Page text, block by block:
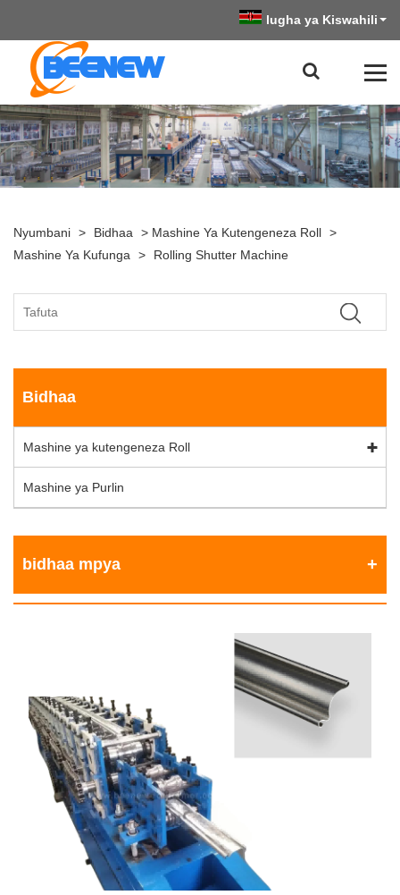
lugha ya Kiswahili
Nyumbani > Bidhaa > Mashine Ya Kutengeneza Roll >
Mashine Ya Kufunga > Rolling Shutter Machine
Bidhaa
Mashine ya kutengeneza Roll
Mashine ya Purlin
bidhaa mpya